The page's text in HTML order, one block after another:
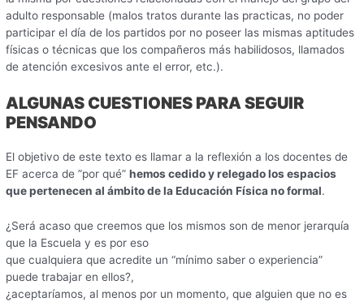
adulto responsable (malos tratos durante las practicas, no poder
participar el día de los partidos por no poseer las mismas aptitudes
físicas o técnicas que los compañeros más habilidosos, llamados
de atención excesivos ante el error, etc.).
ALGUNAS CUESTIONES PARA SEGUIR
PENSANDO
El objetivo de este texto es llamar a la reflexión a los docentes de
EF acerca de ”por qué”hemos cedido y relegado los espacios
que pertenecen al ámbito de la Educación Física no formal.
¿Será acaso que creemos que los mismos son de menor jerarquía
que la Escuela y es por eso
que cualquiera que acredite un “mínimo saber o experiencia”
puede trabajar en ellos?,
¿aceptaríamos, al menos por un momento, que alguien que no es